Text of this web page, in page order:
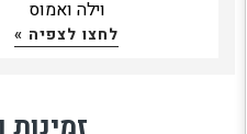
וילה ואמוס
לחצו לצפיה »